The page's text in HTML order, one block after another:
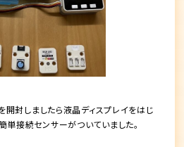
封しましたら液晶ディスプレイをはじ
接続センサーがついていました。